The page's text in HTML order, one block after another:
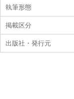
執筆形態
掲載区分
出版社・発行元